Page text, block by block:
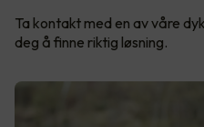
Ta kontakt med en av våre
deg å finne riktig løsning.